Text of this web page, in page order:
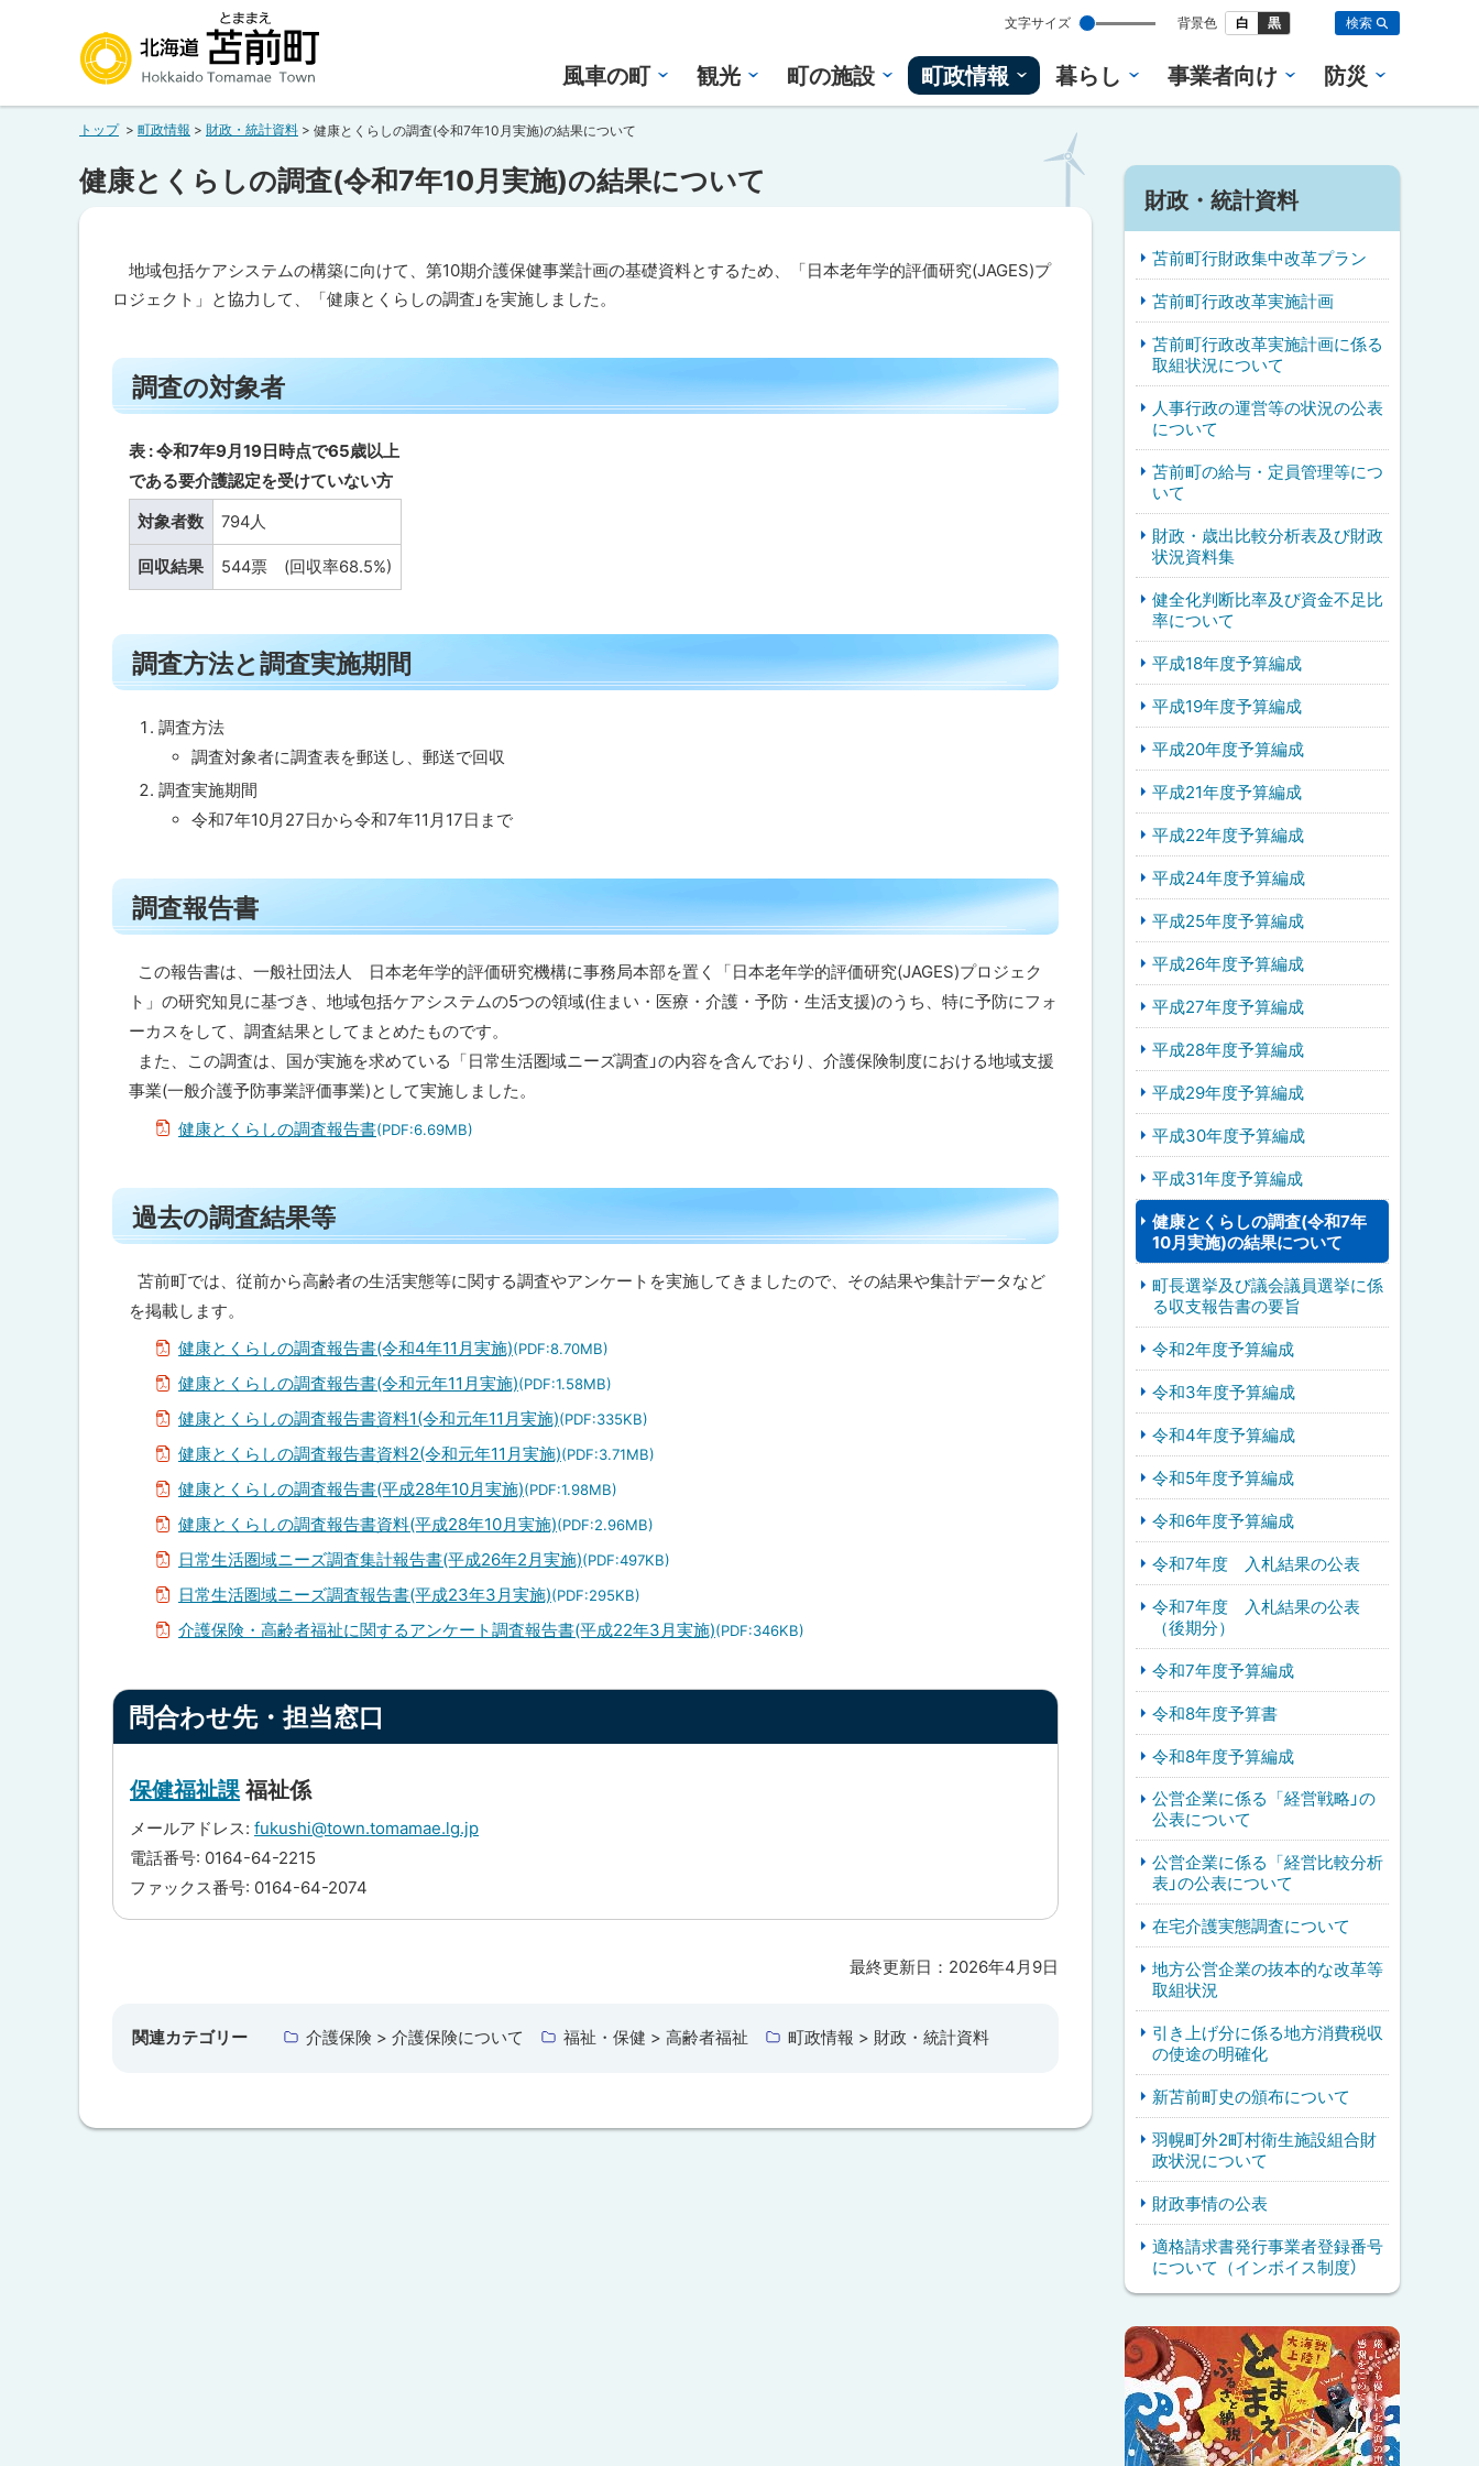
メ
北海道苫前町
Hokkaido Tomamae Town
設
定
文字サイズ 背景色 白 黒 検索
風車の町 観光 町の施設 町政情報 暮らし 事業者向け 防災
トップ 町政情報 財政・統計資料 健康とくらしの調査(令和7年10月実施)の結果について
健康とくらしの調査(令和7年10月実施)の結果について
地域包括ケアシステムの構築に向けて、第10期介護保健事業計画の基礎資料とするため、「日本老年学的評価研究(JAGES)プ
ロジェクト」と協力して、「健康とくらしの調査」を実施しました。
ー
ジ
内
次
調
査
査
方
法
報
告
査
結
問
合
わ
せ
担
調査の対象者
表 : 令和7年9月19日時点で65歳以上
である要介護認定を受けていない方
対象者数 794人
回収結果 544票 (回収率68.5%)
ト
ッ
プ
に
る
調査方法と調査実施期間
調査方法
調査対象者に調査表を郵送し、郵送で回収
調査実施期間
令和7年10月27日から令和7年11月17日まで
ト
ッ
プ
に
戻
る
調査報告書
この報告書は、一般社団法人 日本老年学的評価研究機構に事務局本部を置く「日本老年学的評価研究(JAGES)プロジェク
ト」の研究知見に基づき、地域包括ケアシステムの5つの領域(住まい・医療・介護・予防・生活支援)のうち、特に予防にフォ
ーカスをして、調査結果としてまとめたものです。
また、この調査は、国が実施を求めている「日常生活圏域ニーズ調査」の内容を含んでおり、介護保険制度における地域支援
事業(一般介護予防事業評価事業)として実施しました。
健康とくらしの調査報告書(PDF:6.69MB)
ト
ッ
プ
に
戻
過去の調査結果等
苫前町では、従前から高齢者の生活実態等に関する調査やアンケートを実施してきましたので、その結果や集計データなど
を掲載します。
健康とくらしの調査報告書(令和4年11月実施)(PDF:8.70MB)
健康とくらしの調査報告書(令和元年11月実施)(PDF:1.58MB)
健康とくらしの調査報告書資料1(令和元年11月実施)(PDF:335KB)
健康とくらしの調査報告書資料2(令和元年11月実施)(PDF:3.71MB)
健康とくらしの調査報告書(平成28年10月実施)(PDF:1.98MB)
健康とくらしの調査報告書資料(平成28年10月実施)(PDF:2.96MB)
日常生活圏域ニーズ調査集計報告書(平成26年2月実施)(PDF:497KB)
日常生活圏域ニーズ調査報告書(平成23年3月実施)(PDF:295KB)
介護保険・高齢者福祉に関するアンケート調査報告書(平成22年3月実施)(PDF:346KB)
ト
ッ
に
る
問合わせ先・担当窓口
保健福祉課福祉係
メールアドレス: fukushi@town.tomamae.lg.jp
電話番号: 0164-64-2215
ファックス番号: 0164-64-2074
プ
最終更新日： 2026年4月9日
関連カテゴリー 介護保険 > 介護保険について 福祉・保健 > 高齢者福祉 町政情報 > 財政・統計資料
財政・統計資料
苫前町行財政集中改革プラン
苫前町行政改革実施計画
苫前町行政改革実施計画に係る
取組状況について
人事行政の運営等の状況の公表
について
苫前町の給与・定員管理等につ
いて
財政・歳出比較分析表及び財政
状況資料集
健全化判断比率及び資金不足比
率について
平成18年度予算編成
平成19年度予算編成
平成20年度予算編成
平成21年度予算編成
平成22年度予算編成
平成24年度予算編成
平成25年度予算編成
平成26年度予算編成
平成27年度予算編成
平成28年度予算編成
平成29年度予算編成
平成30年度予算編成
平成31年度予算編成
健康とくらしの調査(令和7年
10月実施)の結果について
町長選挙及び議会議員選挙に係
る収支報告書の要旨
令和2年度予算編成
令和3年度予算編成
令和4年度予算編成
令和5年度予算編成
令和6年度予算編成
令和7年度 入札結果の公表
令和7年度 入札結果の公表
（後期分）
令和7年度予算編成
令和8年度予算書
令和8年度予算編成
公営企業に係る「経営戦略」の
公表について
公営企業に係る「経営比較分析
表」の公表について
在宅介護実態調査について
地方公営企業の抜本的な改革等
取組状況
引き上げ分に係る地方消費税収
の使途の明確化
新苫前町史の頒布について
羽幌町外2町村衛生施設組合財
政状況について
財政事情の公表
適格請求書発行事業者登録番号
について（インボイス制度）
サ
イ
ド
ピ
ッ
ク
ア
戻